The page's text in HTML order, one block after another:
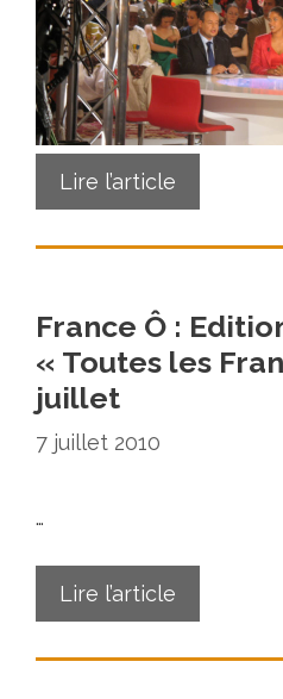
Lire l’article
France Ô :
« Toutes les
juillet
7 juillet 2010
…
Lire l’article